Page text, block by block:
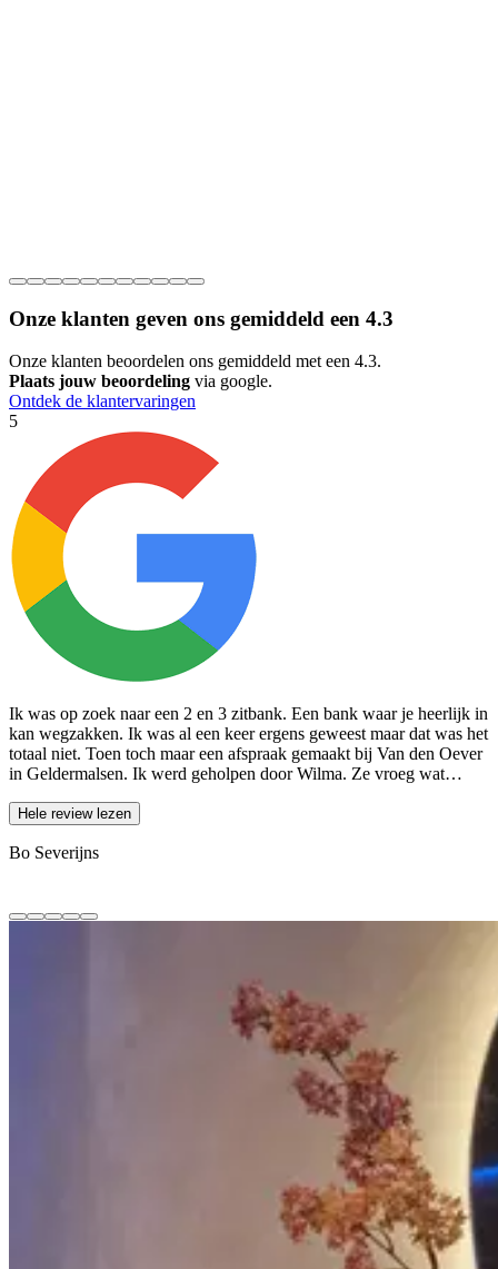
Onze klanten geven ons gemiddeld een 4.3
Onze klanten beoordelen ons gemiddeld met een 4.3.
Plaats jouw beoordeling via google.
Ontdek de klantervaringen
5
Ik was op zoek naar een 2 en 3 zitbank. Een bank waar je heerlijk in
kan wegzakken. Ik was al een keer ergens geweest maar dat was het
totaal niet. Toen toch maar een afspraak gemaakt bij Van den Oever
in Geldermalsen. Ik werd geholpen door Wilma. Ze vroeg wat…
Hele review lezen
Bo Severijns